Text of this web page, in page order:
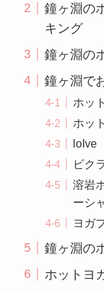
鐘ヶ淵の
キング
鐘ヶ淵の
鐘ヶ淵で
ホッ
ホッ
loIve
ビク
溶岩
ーシ
ヨガ
鐘ヶ淵の
ホットヨ